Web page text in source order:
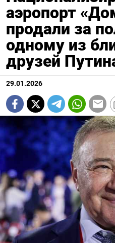
аэропорт
продали за
одному из
друзей
29.01.2026